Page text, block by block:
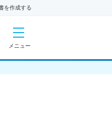
を作成する
メニュー